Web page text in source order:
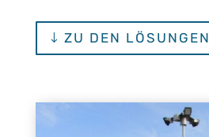
ZU DEN LÖSUNGEN